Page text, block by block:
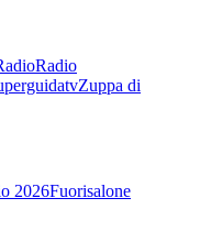
Radio
Zuppa di
2026Fuorisalone